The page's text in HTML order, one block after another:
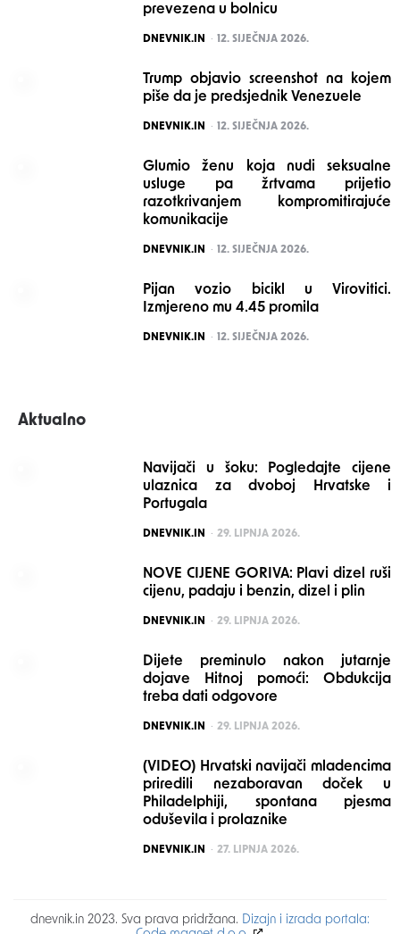
prevezena u bolnicu
POSTED
DNEVNIK.IN 12. SIJEČNJA 2026.
Trump objavio screenshot na kojem
piše da je predsjednik Venezuele
POSTED
DNEVNIK.IN 12. SIJEČNJA 2026.
Glumio ženu koja nudi seksualne
usluge pa žrtvama prijetio
razotkrivanjem kompromitirajuće
komunikacije
POSTED
DNEVNIK.IN 12. SIJEČNJA 2026.
Pijan vozio bicikl u Virovitici.
Izmjereno mu 4.45 promila
POSTED
DNEVNIK.IN 12. SIJEČNJA 2026.
Aktualno
Navijači u šoku: Pogledajte cijene
ulaznica za dvoboj Hrvatske i
Portugala
POSTED
DNEVNIK.IN 29. LIPNJA 2026.
NOVE CIJENE GORIVA: Plavi dizel ruši
cijenu, padaju i benzin, dizel i plin
POSTED
DNEVNIK.IN 29. LIPNJA 2026.
Dijete preminulo nakon jutarnje
dojave Hitnoj pomoći: Obdukcija
treba dati odgovore
POSTED
DNEVNIK.IN 29. LIPNJA 2026.
(VIDEO) Hrvatski navijači mladencima
priredili nezaboravan doček u
Philadelphiji, spontana pjesma
oduševila i prolaznike
POSTED
DNEVNIK.IN 27. LIPNJA 2026.
dnevnik.in 2023. Sva prava pridržana. Dizajn i izrada portala: